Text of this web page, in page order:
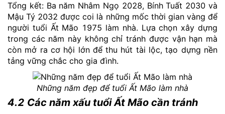
Tổng kết: Ba năm Nhâm Ngọ 2028, Bính Tuất 2030 và
Mậu Tý 2032 được coi là những mốc thời gian vàng để
người tuổi Ất Mão 1975 làm nhà. Lựa chọn xây dựng
trong các năm này không chỉ tránh được vận hạn mà
còn mở ra cơ hội lớn để thu hút tài lộc, tạo dựng nền
tảng vững chắc cho gia đình.
Những năm đẹp để tuổi Ất Mão làm nhà
4.2 Các năm xấu tuổi Ất Mão cần tránh